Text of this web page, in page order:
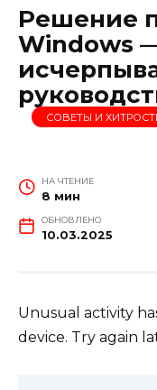
Решение
Windows
СОВЕТЫ И
НА ЧТЕНИЕ
8 мин
ОБНОВЛЕНО
10.03.2025
Unusual activity
device. Try again